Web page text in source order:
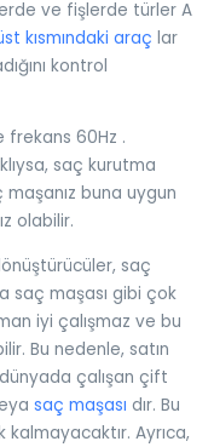
ve fişlerde türler A
kısmındaki araç lar
kontrol
frekans 60Hz .
saç kurutma
buna uygun
olabilir.
saç
saç maşası gibi çok
iyi çalışmaz ve bu
Bu nedenle, satın
çalışan çift
saç maşası dır. Bu
Ayrıca,